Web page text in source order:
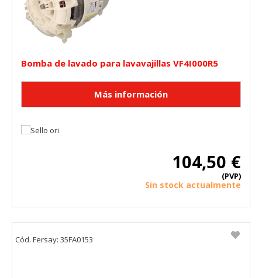
Bomba de lavado para lavavajillas VF4I000R5
104,50 €
(PVP)
Sin stock actualmente
Cód. Fersay: 35FA0153